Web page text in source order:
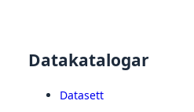
Datakatalogar
Datasett